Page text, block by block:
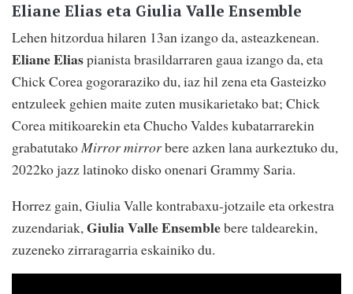
Eliane Elias eta Giulia Valle Ensemble
Lehen hitzordua hilaren 13an izango da, asteazkenean.
Eliane Eliaspianista brasildarraren gaua izango da, eta
Chick Corea gogoraraziko du, iaz hil zena eta Gasteizko
entzuleek gehien maite zuten musikarietako bat; Chick
Corea mitikoarekin eta Chucho Valdes kubatarrarekin
grabatutakoMirror mirrorbere azken lana aurkeztuko du,
2022ko jazz latinoko disko onenari Grammy Saria.
Horrez gain, Giulia Valle kontrabaxu-jotzaile eta orkestra
zuzendariak, Giulia Valle Ensemblebere taldearekin,
zuzeneko zirraragarria eskainiko du.